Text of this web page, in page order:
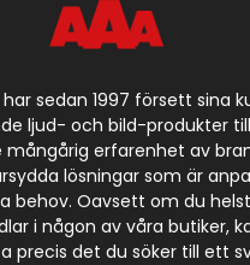
har sedan 1997 försett sina
ljud- och bild-produkter
mångårig erfarenhet av
lösningar som är
behov. Oavsett om du
i någon av våra butiker,
precis det du söker till ett